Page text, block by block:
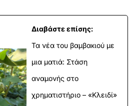
Διαβάστε επίσης:
Τα νέα του βαμβακιού με
μια ματιά: Στάση
αναμονής στο
χρηματιστήριο – «Κλειδί»